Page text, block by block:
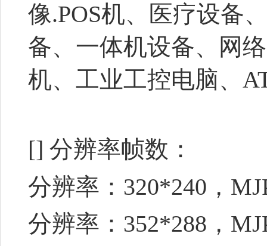
像.POS机、医疗设备
备、一体机设备、网
机、工业工控电脑、
[] 分辨率帧数：
分辨率：320*240，
分辨率：352*288，